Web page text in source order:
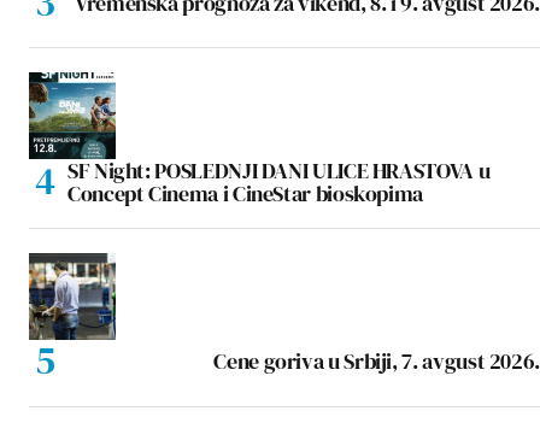
SF Night: POSLEDNJI DANI ULICE HRASTOVA u
Concept Cinema i CineStar bioskopima
Cene goriva u Srbiji, 7. avgust 2026.